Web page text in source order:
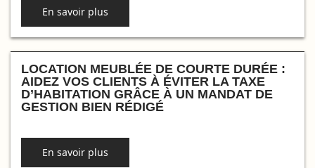
En savoir plus
LOCATION MEUBLÉE DE COURTE DURÉE :
AIDEZ VOS CLIENTS À ÉVITER LA TAXE
D’HABITATION GRÂCE À UN MANDAT DE
GESTION BIEN RÉDIGÉ
En savoir plus